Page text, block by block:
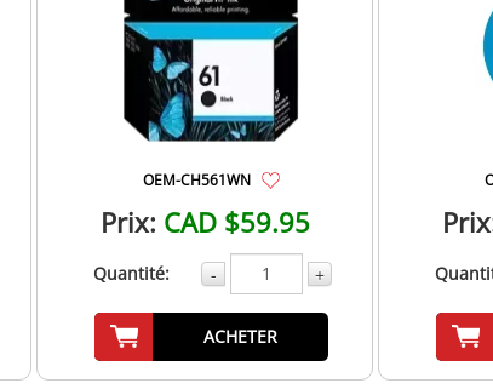
OEM-CH561WN
Prix: CAD $59.95
Quantité: - +
ACHETER